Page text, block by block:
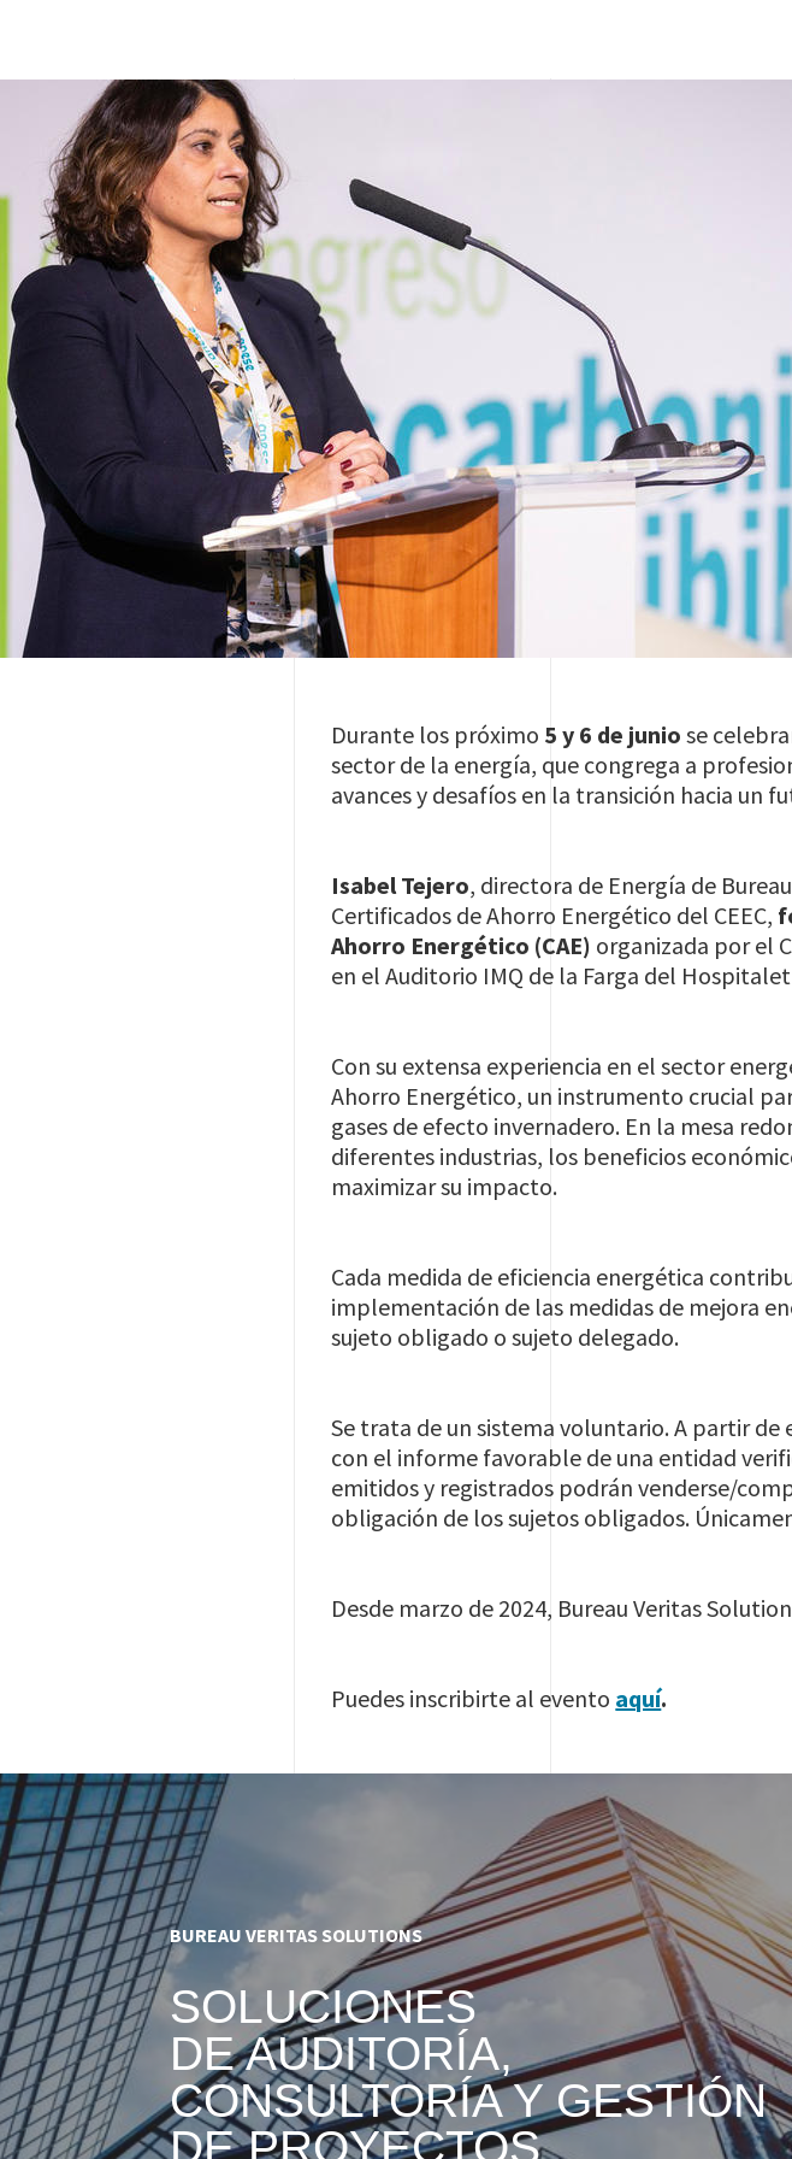
isabel tejero
Durante los próximo 5 y 6 de junio se
sector de la energía, que congrega a
avances y desafíos en la transición hacia un
Isabel Tejero, directora de Energía de
Certificados de Ahorro Energético del CEEC,
Ahorro Energético (CAE) organizada por el
en el Auditorio IMQ de la Farga del
Con su extensa experiencia en el sector
Ahorro Energético, un instrumento crucial
gases de efecto invernadero. En la mesa
diferentes industrias, los beneficios
maximizar su impacto.
Cada medida de eficiencia energética
implementación de las medidas de mejora
sujeto obligado o sujeto delegado.
Se trata de un sistema voluntario. A partir
con el informe favorable de una entidad
emitidos y registrados podrán venderse/
obligación de los sujetos obligados.
Desde marzo de 2024, Bureau Veritas
Puedes inscribirte al evento aquí.
BUREAU VERITAS SOLUTIONS
SOLUCIONES
DE AUDITORÍA,
CONSULTORÍA Y GESTIÓN
DE PROYECTOS